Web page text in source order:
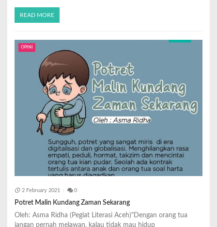
READ MORE
OPINI
2 February 2021 0
Potret Malin Kundang Zaman Sekarang
Oleh: Asma Ridha (Pegiat Literasi Aceh)"Dengan orang tua
jangan pernah melawan, kalau tidak mau hidup